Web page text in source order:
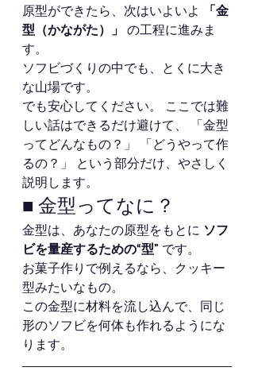
原型ができたら、次はいよいよ
「金
型（かながた）」 の工程に進みま
す。
ソフビづくりの中でも、とくに大き
な山場です。
でも安心してください。 ここでは難
しい話はできるだけ避けて、 「金型
ってどんなもの？」 「どうやって作
るの？」 という部分だけ、やさしく
説明します。
■ 金型ってなに？
金型は、あなたの原型をもとに ソフ
ビを量産するための“型” です。
お菓子作りで例えるなら、クッキー
型みたいなもの。
この金型に材料を流し込んで、同じ
形のソフビを何体も作れるようにな
ります。